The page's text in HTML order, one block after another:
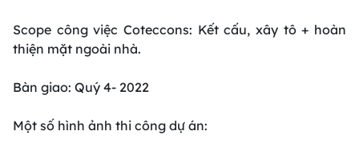
Scope công việc Coteccons: Kết cấu, xây tô + hoàn
thiện mặt ngoài nhà.
Bàn giao: Quý 4- 2022
Một số hình ảnh thi công dự án: